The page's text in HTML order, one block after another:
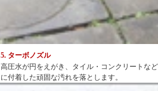
5. ターボノズル
高圧水が円をえがき、タイル・コンクリートなど
に付着した頑固な汚れを落とします。